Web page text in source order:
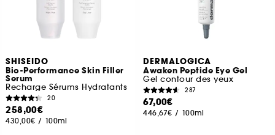
SHISEIDO
Bio-Performance Skin Filler
Serum
Recharge Sérums Hydratants
20
258,00€
430,00€ / 100ml
DERMALOGICA
Awaken Peptide Eye Gel
Gel contour des yeux
287
67,00€
446,67€ / 100ml